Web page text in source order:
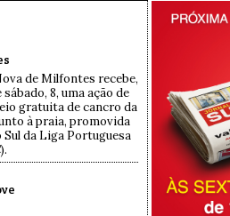
de Milfontes recebe,
sábado, 8, uma ação de
gratuita de cancro da
à praia, promovida
Sul da Liga Portuguesa